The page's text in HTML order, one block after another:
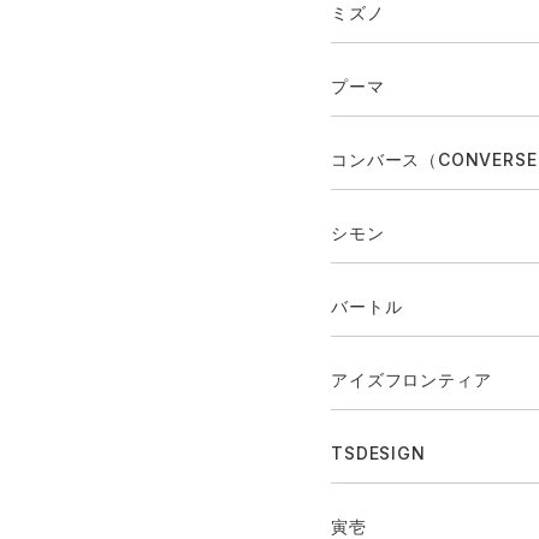
ミズノ
プーマ
コンバース（
シモン
バートル
アイズフロンティア
TSDESIGN
寅壱